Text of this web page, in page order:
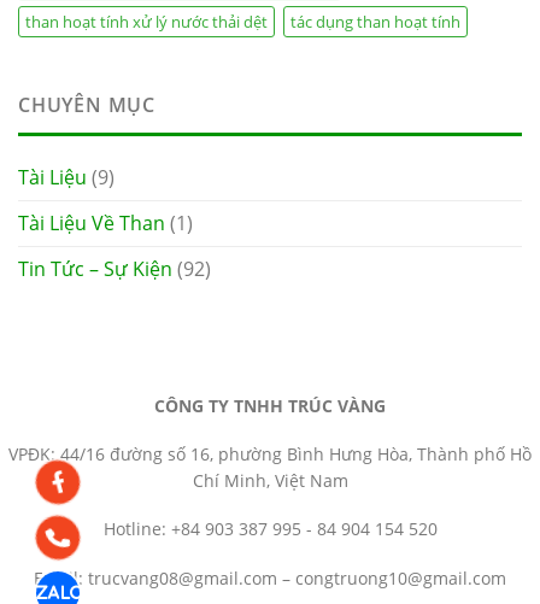
than hoạt tính xử lý nước thải dệt
tác dụng than hoạt tính
CHUYÊN MỤC
Tài Liệu (9)
Tài Liệu Về Than (1)
Tin Tức – Sự Kiện (92)
CÔNG TY TNHH TRÚC VÀNG
VPĐK: 44/16 đường số 16, phường Bình Hưng Hòa, Thành phố Hồ
Chí Minh, Việt Nam
Hotline: +84 903 387 995 - 84 904 154 520
Email: trucvang08@gmail.com – congtruong10@gmail.com